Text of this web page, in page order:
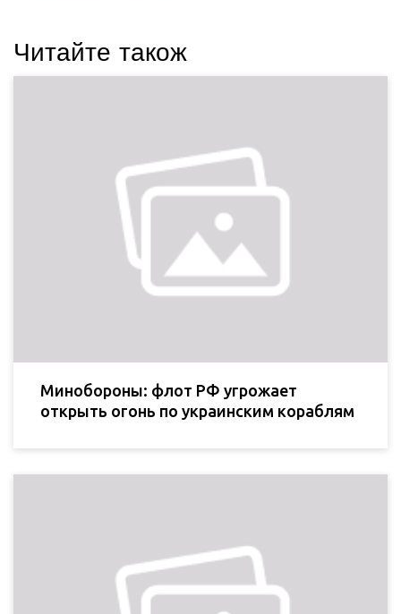
Читайте також
Минобороны: флот РФ угрожает
открыть огонь по украинским кораблям